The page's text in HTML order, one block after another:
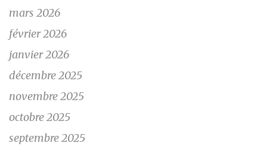
mars 2026
février 2026
janvier 2026
décembre 2025
novembre 2025
octobre 2025
septembre 2025